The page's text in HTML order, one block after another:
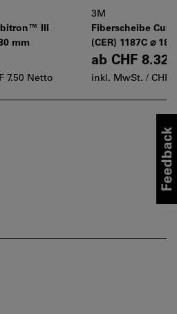
III
mm
7.50 Netto
3M
Fiberscheibe
(CER) 1187C ⌀
ab CHF 8.32
inkl. MwSt. / CHF